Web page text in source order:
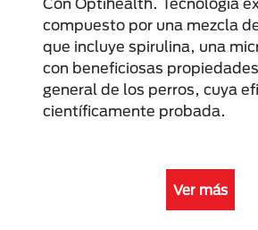
Con Optihealth. Tecnología
compuesto por una mezcla
que incluye spirulina, una
con beneficiosas
general de los perros, cuya
científicamente probada.
Ver más